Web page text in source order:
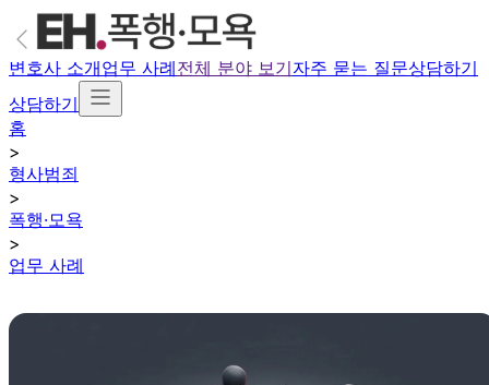
변호사 소개업무 사례전체 분야 보기자주 묻는 질문상담하기
상담하기
홈
>
형사범죄
>
폭행·모욕
>
업무 사례